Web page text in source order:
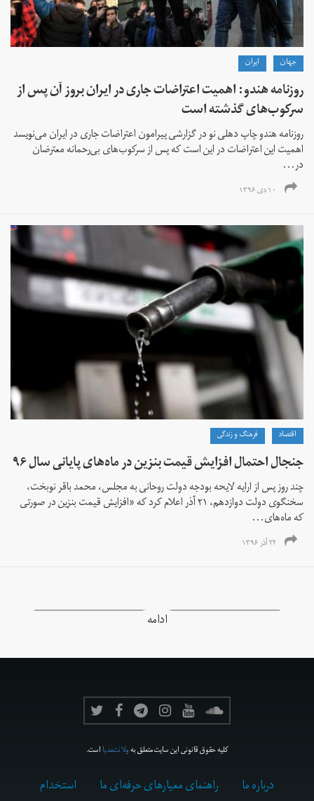
جهان ايران
روزنامه هندو: اهمیت اعتراضات جاری در ایران بروز آن پس از
سرکوب‌های گذشته است
روزنامه هندو چاپ دهلی نو در گزارشی پیرامون اعتراضات جاری در ایران می‌نویسد
اهمیت این اعتراضات در این است که پس از سرکوب‌های بی‌رحمانه معترضان
در...
۱۰ دی ۱۳۹۶
اقتصاد فرهنگ و زندگی
جنجال احتمال افزایش قیمت بنزین در ماه‌های پایانی سال ۹۶
چند روز پس از ارایه لایحه بودجه دولت روحانی به مجلس، محمد باقر نوبخت،
سخنگوی دولت دوازدهم، ۲۱ آذر اعلام کرد که «افزایش قیمت بنزین در صورتی
که ماه‌های...
۲۲ آذر ۱۳۹۶
ادامه
کلیه حقوق قانونی این سایت متعلق بهولانت‌مدیااست.
درباره ما راهنمای معیارهای حرفه‌ای ما استخدام